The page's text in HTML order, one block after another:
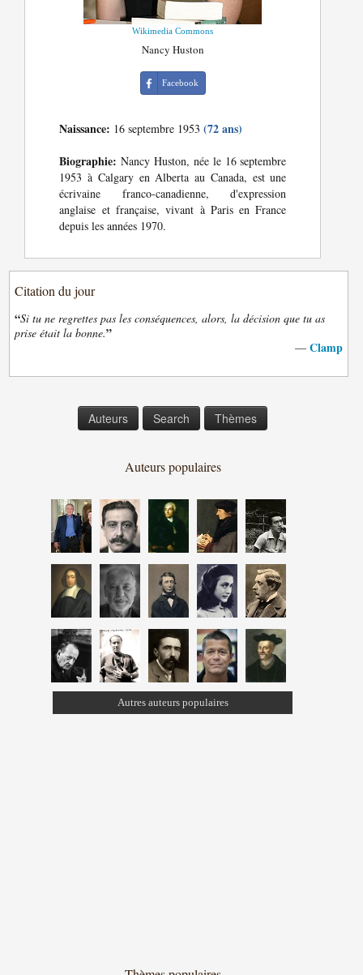
Wikimedia Commons
Nancy Huston
Facebook
Naissance: 16 septembre 1953(72 ans)
Biographie: Nancy Huston, née le 16 septembre
1953 à Calgary en Alberta au Canada, est une
écrivaine franco-canadienne, d'expression
anglaise et française, vivant à Paris en France
depuis les années 1970.
Citation du jour
“Si tu ne regrettes pas les conséquences, alors, la décision que tu as
prise était la bonne.”
— Clamp
Auteurs Search Thèmes
Auteurs populaires
Autres auteurs populaires